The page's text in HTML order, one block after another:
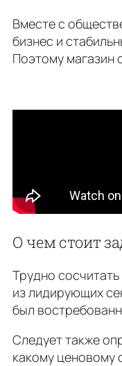
Вместе с
бизнес и
Поэтому магазин
О чем стоит
Трудно
из лидирующих
был
Следует также
какому ценовому